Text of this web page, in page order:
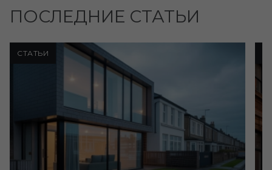
ПОСЛЕДНИЕ СТАТЬИ
СТАТЬИ